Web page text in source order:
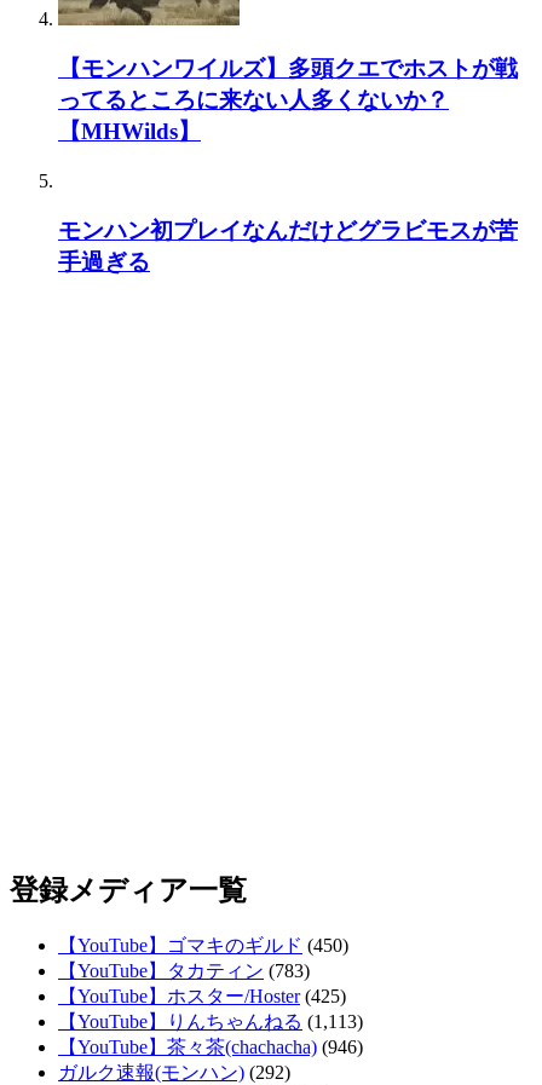
【モンハンワイルズ】多頭クエでホストが戦
ってるところに来ない人多くないか？
【MHWilds】
モンハン初プレイなんだけどグラビモスが苦
手過ぎる
登録メディア一覧
【YouTube】ゴマキのギルド (450)
【YouTube】タカティン (783)
【YouTube】ホスター/Hoster(425)
【YouTube】りんちゃんねる (1,113)
【YouTube】茶々茶(chachacha) (946)
ガルク速報(モンハン) (292)